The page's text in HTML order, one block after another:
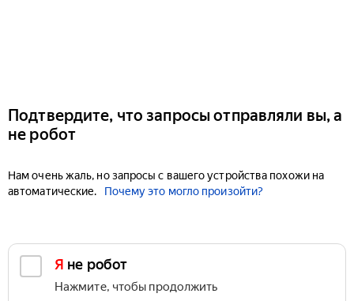
Подтвердите, что запросы отправляли вы, а
не робот
Нам очень жаль, но запросы с вашего устройства похожи на
автоматические.
Почему это могло произойти?
Я не робот
Нажмите, чтобы продолжить